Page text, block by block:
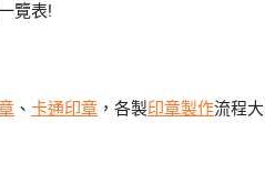
覽表!
、 卡通印章 ，各製印章製作流程